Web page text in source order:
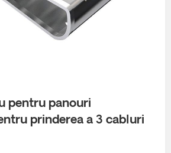
pentru panouri
prinderea a 3 cabluri